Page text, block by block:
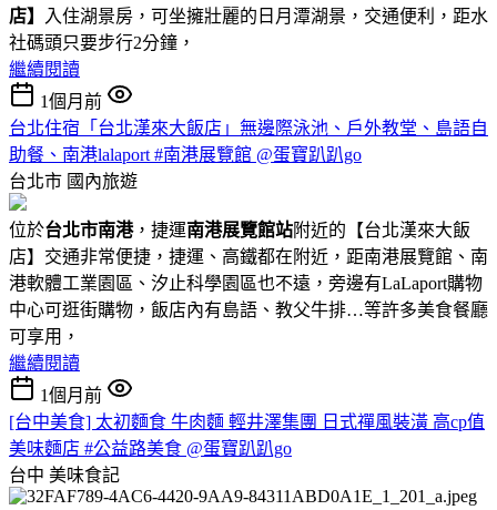
店】
入住湖景房，可坐擁壯麗的日月潭湖景，交通便利，距水
社碼頭只要步行2分鐘，
繼續閱讀
1個月前
台北住宿「台北漢來大飯店」無邊際泳池、戶外教堂、島語自
助餐、南港lalaport #南港展覽館 @蛋寶趴趴go
台北市 國內旅遊
位於台北市南港，捷運南港展覽館站附近的【台北漢來大飯
店】交通非常便捷，捷運、高鐵都在附近，距南港展覽館、南
港軟體工業園區、汐止科學園區也不遠，旁邊有LaLaport購物
中心可逛街購物，飯店內有島語、教父牛排…等許多美食餐廳
可享用，
繼續閱讀
1個月前
[台中美食] 太初麵食 牛肉麵 輕井澤集團 日式禪風裝潢 高cp值
美味麵店 #公益路美食 @蛋寶趴趴go
台中 美味食記